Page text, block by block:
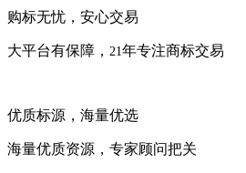
购标无忧，安心交易
大平台有保障， 21年专注商标交易
优质标源，海量优选
海量优质资源，专家顾问把关